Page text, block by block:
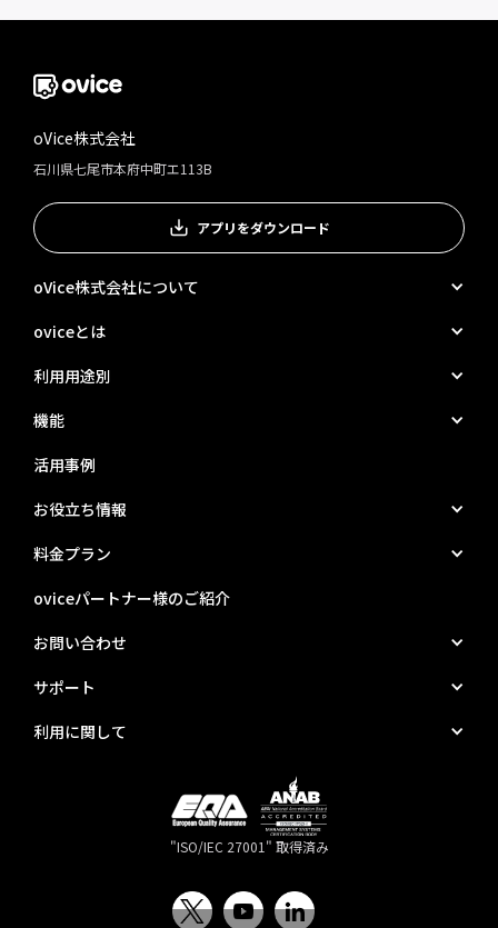
oVice株式会社
石川県七尾市本府中町エ113B
アプリをダウンロード
oVice株式会社について
oviceとは
利用用途別
機能
活用事例
お役立ち情報
料金プラン
oviceパートナー様のご紹介
お問い合わせ
サポート
利用に関して
"ISO/IEC 27001" 取得済み